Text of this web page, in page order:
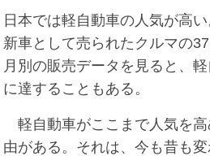
日本では軽自動車の人気が高
新車として売られたクルマの
月別の販売データを見ると、
に達することもある。
軽自動車がここまで人気を
由がある。それは、今も昔も